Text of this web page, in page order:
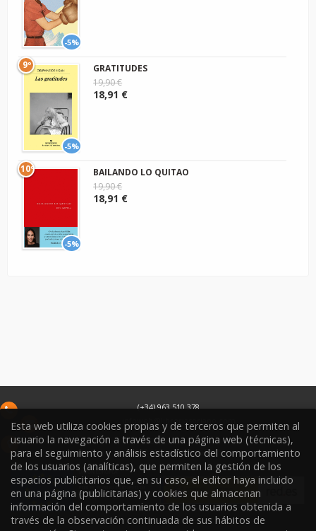
-5%
-5%
9º
GRATITUDES
19,90 €
18,91 €
-5%
10º
BAILANDO LO QUITAO
19,90 €
18,91 €
(+34) 963 510 378
infoweb@libreriasoriano.com
C/ Xàtiva 15
46002 Valencia España
Esta web utiliza cookies propias y de terceros que permiten al
usuario la navegación a través de una página web (técnicas),
para el seguimiento y análisis estadístico del comportamiento
de los usuarios (analíticas), que permiten la gestión de los
espacios publicitarios que, en su caso, el editor haya incluido
en una página (publicitarias) y cookies que almacenan
información del comportamiento de los usuarios obtenida a
través de la observación continuada de sus hábitos de